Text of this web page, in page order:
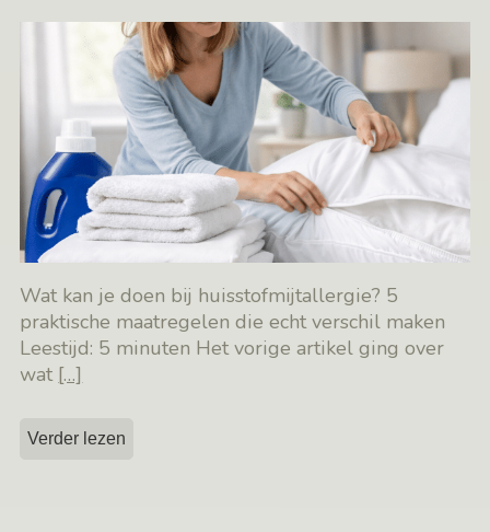
Wat kan je doen bij huisstofmijtallergie? 5
praktische maatregelen die echt verschil maken
Leestijd: 5 minuten Het vorige artikel ging over
wat […]
Verder lezen